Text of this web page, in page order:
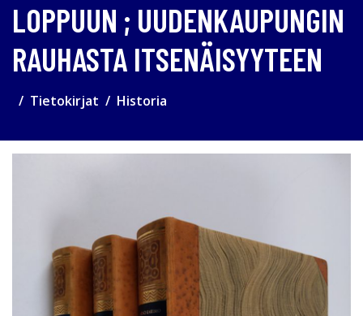
LOPPUUN ; UUDENKAUPUNGIN
RAUHASTA ITSENÄISYYTEEN
Tietokirjat Historia